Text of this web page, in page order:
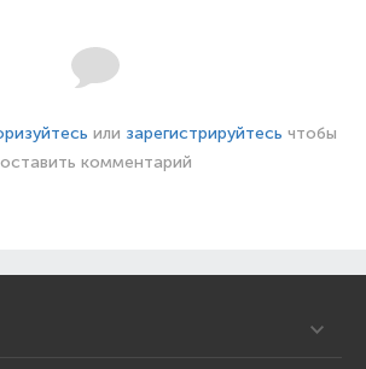
или зарегистрируйтесь чтобы
оставить комментарий